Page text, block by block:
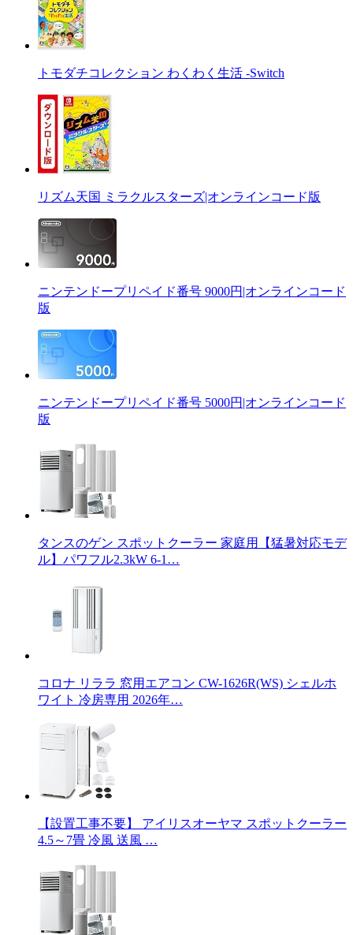
トモダチコレクション わくわく生活 -Switch
リズム天国 ミラクルスターズ|オンラインコード版
ニンテンドープリペイド番号 9000円|オンラインコード
版
ニンテンドープリペイド番号 5000円|オンラインコード
版
タンスのゲン スポットクーラー 家庭用【猛暑対応モデ
ル】パワフル2.3kW 6-1…
コロナ リララ 窓用エアコン CW-1626R(WS) シェルホ
ワイト 冷房専用 2026年…
【設置工事不要】 アイリスオーヤマ スポットクーラー
4.5～7畳 冷風 送風 …